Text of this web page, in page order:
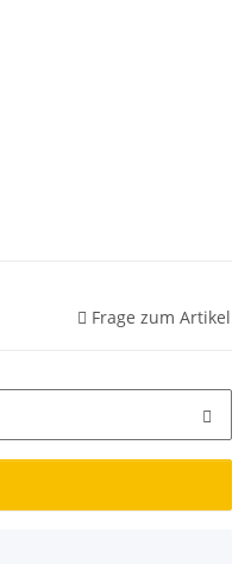
Frage zum Artikel